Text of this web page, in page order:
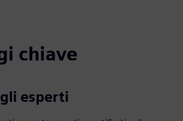
chiave
esperti